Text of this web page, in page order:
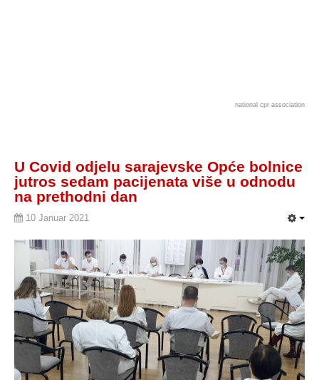
national cpr association
U Covid odjelu sarajevske Opće bolnice
jutros sedam pacijenata više u odnodu
na prethodni dan
10 Januar 2021